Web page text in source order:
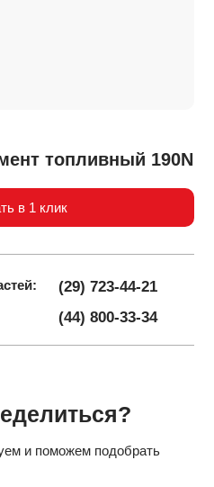
топливный 190N
в 1 клик
(29) 723-44-21
(44) 800-33-34
и поможем подобрать